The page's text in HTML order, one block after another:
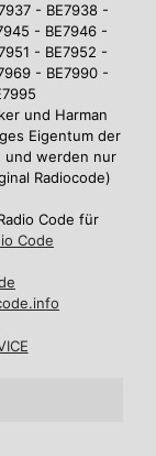
- BE7938 -
- BE7946 -
- BE7952 -
- BE7990 -
und Harman
Eigentum der
und werden nur
Radiocode)
Code für
Code